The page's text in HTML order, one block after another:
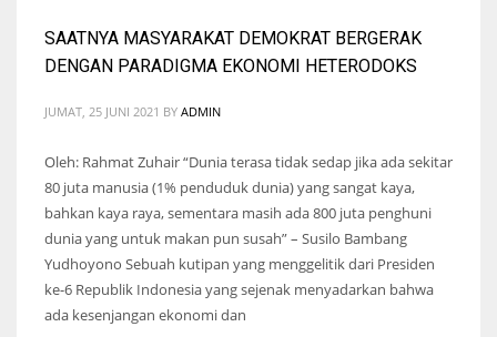
SAATNYA MASYARAKAT DEMOKRAT BERGERAK
DENGAN PARADIGMA EKONOMI HETERODOKS
JUMAT, 25 JUNI 2021 BY ADMIN
Oleh: Rahmat Zuhair “Dunia terasa tidak sedap jika ada sekitar
80 juta manusia (1% penduduk dunia) yang sangat kaya,
bahkan kaya raya, sementara masih ada 800 juta penghuni
dunia yang untuk makan pun susah” – Susilo Bambang
Yudhoyono Sebuah kutipan yang menggelitik dari Presiden
ke-6 Republik Indonesia yang sejenak menyadarkan bahwa
ada kesenjangan ekonomi dan